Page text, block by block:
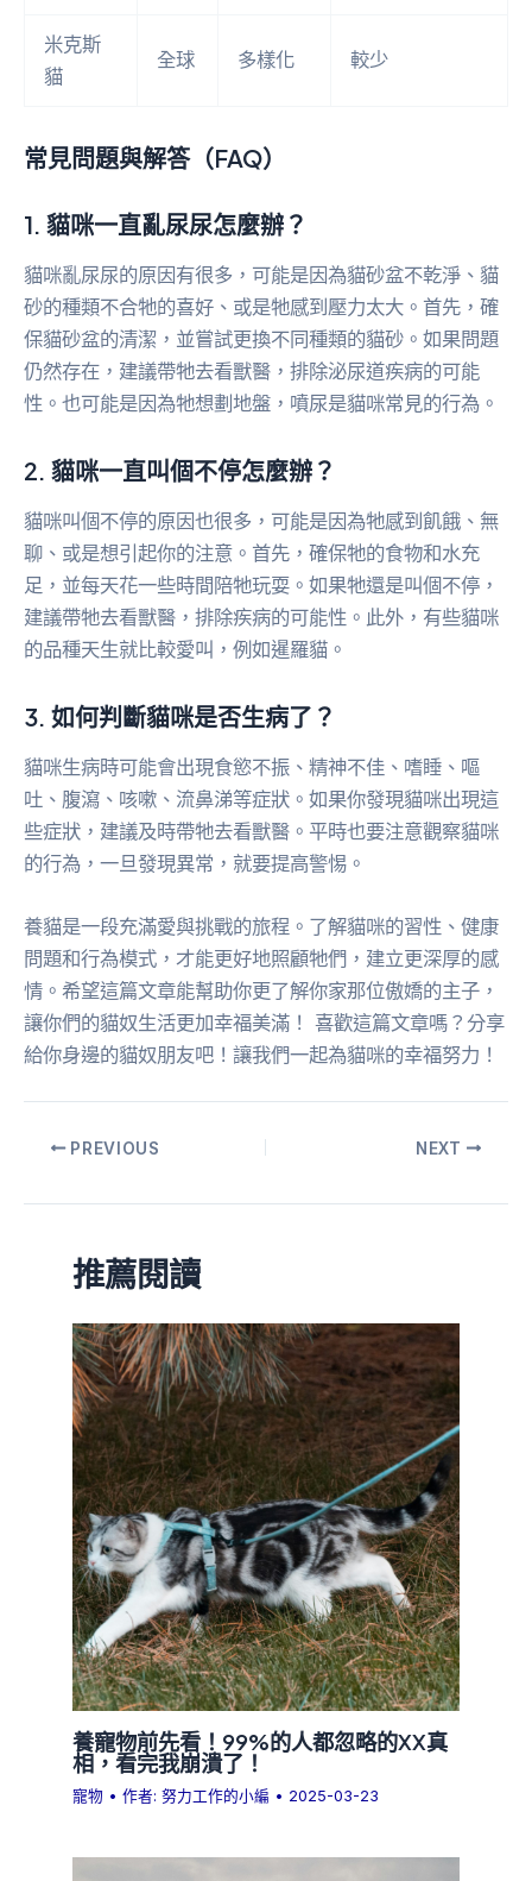
米克斯
貓
全球 多樣化 較少
常見問題與解答（FAQ）
1. 貓咪一直亂尿尿怎麼辦？
貓咪亂尿尿的原因有很多，可能是因為貓砂盆不乾淨、貓
砂的種類不合牠的喜好、或是牠感到壓力太大。首先，確
保貓砂盆的清潔，並嘗試更換不同種類的貓砂。如果問題
仍然存在，建議帶牠去看獸醫，排除泌尿道疾病的可能
性。也可能是因為牠想劃地盤，噴尿是貓咪常見的行為。
2. 貓咪一直叫個不停怎麼辦？
貓咪叫個不停的原因也很多，可能是因為牠感到飢餓、無
聊、或是想引起你的注意。首先，確保牠的食物和水充
足，並每天花一些時間陪牠玩耍。如果牠還是叫個不停，
建議帶牠去看獸醫，排除疾病的可能性。此外，有些貓咪
的品種天生就比較愛叫，例如暹羅貓。
3. 如何判斷貓咪是否生病了？
貓咪生病時可能會出現食慾不振、精神不佳、嗜睡、嘔
吐、腹瀉、咳嗽、流鼻涕等症狀。如果你發現貓咪出現這
些症狀，建議及時帶牠去看獸醫。平時也要注意觀察貓咪
的行為，一旦發現異常，就要提高警惕。
養貓是一段充滿愛與挑戰的旅程。了解貓咪的習性、健康
問題和行為模式，才能更好地照顧牠們，建立更深厚的感
情。希望這篇文章能幫助你更了解你家那位傲嬌的主子，
讓你們的貓奴生活更加幸福美滿！ 喜歡這篇文章嗎？分享
給你身邊的貓奴朋友吧！讓我們一起為貓咪的幸福努力！
PREVIOUS NEXT
推薦閱讀
養寵物前先看！99%的人都忽略的XX真
相，看完我崩潰了！
寵物 • 作者:努力工作的小編 • 2025-03-23